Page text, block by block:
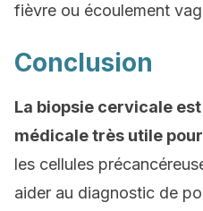
fièvre ou écoulement
Conclusion
La biopsie cervicale
médicale très utile
les cellules
aider au diagnostic de